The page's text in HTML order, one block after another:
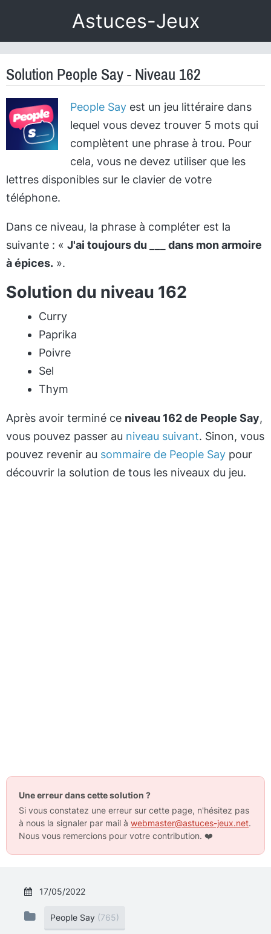
Astuces-Jeux
Solution People Say - Niveau 162
People Sayest un jeu littéraire dans
lequel vous devez trouver 5 mots qui
complètent une phrase à trou. Pour
cela, vous ne devez utiliser que les
lettres disponibles sur le clavier de votre
téléphone.
Dans ce niveau, la phrase à compléter est la
suivante : « J'ai toujours du ___ dans mon armoire
à épices. ».
Solution du niveau 162
Curry
Paprika
Poivre
Sel
Thym
Après avoir terminé ce niveau 162 de People Say,
vous pouvez passer au niveau suivant. Sinon, vous
pouvez revenir au sommaire de People Say pour
découvrir la solution de tous les niveaux du jeu.
Une erreur dans cette solution ?
Si vous constatez une erreur sur cette page, n'hésitez pas
à nous la signaler par mail à webmaster@astuces-jeux.net.
Nous vous remercions pour votre contribution. ❤️
17/05/2022
People Say (765)